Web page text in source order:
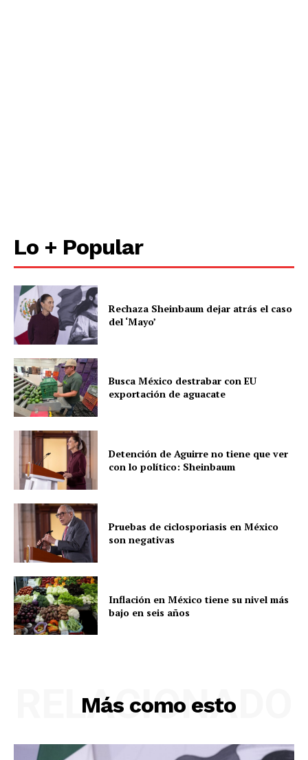
Lo + Popular
Rechaza Sheinbaum dejar atrás el caso
del ‘Mayo’
Busca México destrabar con EU
exportación de aguacate
Detención de Aguirre no tiene que ver
con lo político: Sheinbaum
Pruebas de ciclosporiasis en México
son negativas
Inflación en México tiene su nivel más
bajo en seis años
Más como esto
RELACIONADO